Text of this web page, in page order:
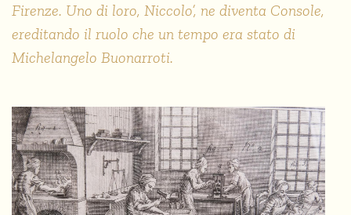
Firenze. Uno di loro, Niccolo’, ne diventa Console,
ereditando il ruolo che un tempo era stato di
Michelangelo Buonarroti.